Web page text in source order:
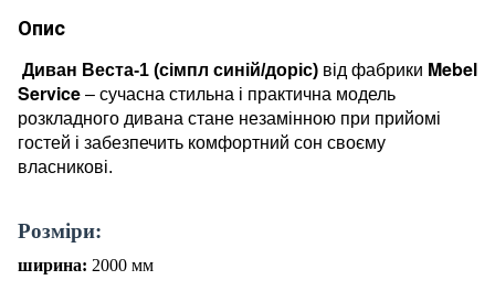
Опис
Диван Веста-1 (сімпл синій/доріс) від фабрики Mebel
Service – сучасна стильна і практична модель
розкладного дивана стане незамінною при прийомі
гостей і забезпечить комфортний сон своєму
власникові.
Розміри:
ширина: 2000 мм